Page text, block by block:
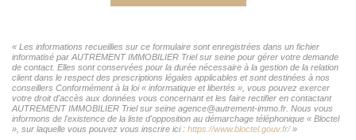
« Les informations recueillies sur ce formulaire sont enregistrées dans un fichier
informatisé par AUTREMENT IMMOBILIER Triel sur seine pour gérer votre demande
de contact. Elles sont conservées pour la durée nécessaire à la gestion de la relation
client dans le respect des prescriptions légales applicables et sont destinées à nos
conseillers Conformément à la loi « informatique et libertés », vous pouvez exercer
votre droit d'accès aux données vous concernant et les faire rectifier en contactant
AUTREMENT IMMOBILIER Triel sur seine agence@autrement-immo.fr. Nous vous
informons de l'existence de la liste d'opposition au démarchage téléphonique « Bloctel
», sur laquelle vous pouvez vous inscrire ici : https://www.bloctel.gouv.fr/»